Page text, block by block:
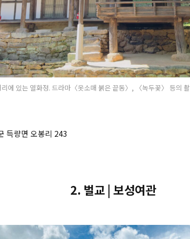
에 있는 열화정. 드라마〈옷소매 붉은 끝동〉, 〈녹두꽃〉 등의
득량면 오봉리 243
2. 벌교 | 보성여관